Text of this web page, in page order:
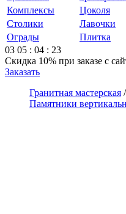
Комплексы
Цоколя
Столики
Лавочки
Ограды
Плитка
03 05 : 04 : 23
Скидка 10% при заказе с
Заказать
Гранитная мастерская /
Памятники